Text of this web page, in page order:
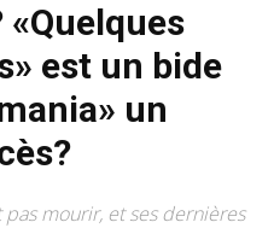
est un bide
un
mourir, et ses dernières